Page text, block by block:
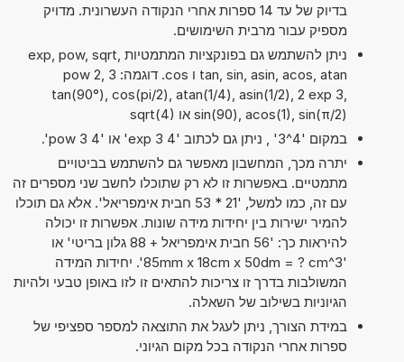
בדיוק של עד 14 ספרות אחרי הנקודה העשרונית. מדויק
מספיק עבור מרבית השימושים.
ניתן להשתמש גם בפונקציות המתמטיות exp, pow, sqrt,
tan, sin, asin, acos, atan ו cos. דוגמה: 3 pow 2,
tan(90°), cos(pi/2), atan(1/4), asin(1/2), 2 exp 3,
sin(90), acos(1), sin(π/2) או sqrt(4)
במקום '4^3' , ניתן גם לכתוב '4 exp 3' או '4 pow 3'.
יתרה מכך, המחשבון מאפשר גם להשתמש בביטויים
מתמטיים. באפשרות זו לא רק שתוכלו לחשב שני מספרים זה
עם זה, כמו למשל, '21 * 53 חבית אימפריאל'. אלא גם תוכלו
להמיר ישירות בין יחידות מידה שונות. אפשרות זו יכולה
להיראות כך: '56 חבית אימפריאל + 88 גלון בריטי' או
'85mm x 18cm x 50dm = ? cm^3'. יחידות המידה
המשולבות בדרך זו צריכות להתאים זו לזו באופן טבעי ולהיות
הגיוניות בשילוב של השאלה.
במידת הצורך, ניתן לעגל את התוצאה למספר ספציפי של
ספרות אחרי הנקודה בכל מקום הגיוני.